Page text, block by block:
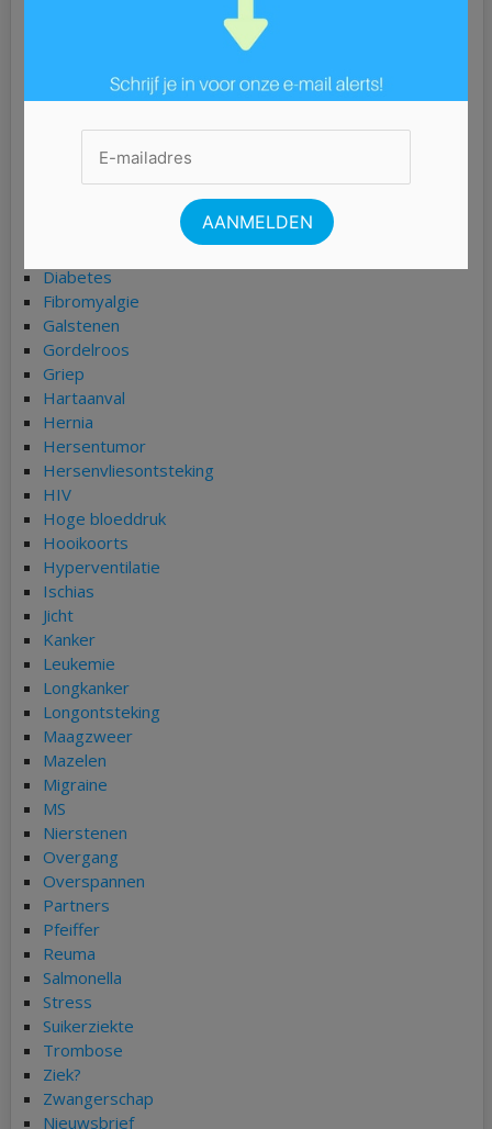
Bronchitis
Buikgriep
Burn-out
Chlamydia
COPD
Coronavirus (COVID-19)
Diabetes
Fibromyalgie
Galstenen
Gordelroos
Griep
Hartaanval
Hernia
Hersentumor
Hersenvliesontsteking
HIV
Hoge bloeddruk
Hooikoorts
Hyperventilatie
Ischias
Jicht
Kanker
Leukemie
Longkanker
Longontsteking
Maagzweer
Mazelen
Migraine
MS
Nierstenen
Overgang
Overspannen
Partners
Pfeiffer
Reuma
Salmonella
Stress
Suikerziekte
Trombose
Ziek?
Zwangerschap
Nieuwsbrief